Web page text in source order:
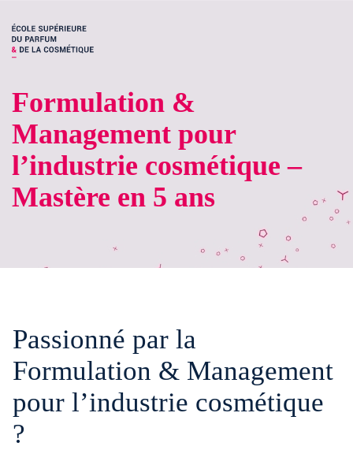
Formulation &
Management pour
l’industrie cosmétique –
Mastère en 5 ans
Passionné par la
Formulation & Management
pour l’industrie cosmétique
?